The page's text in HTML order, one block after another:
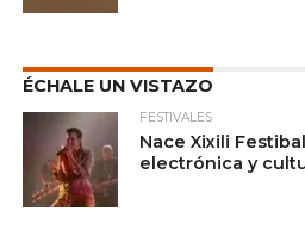
ÉCHALE UN VISTAZO
FESTIVALES
Nace Xixili
electrónica y